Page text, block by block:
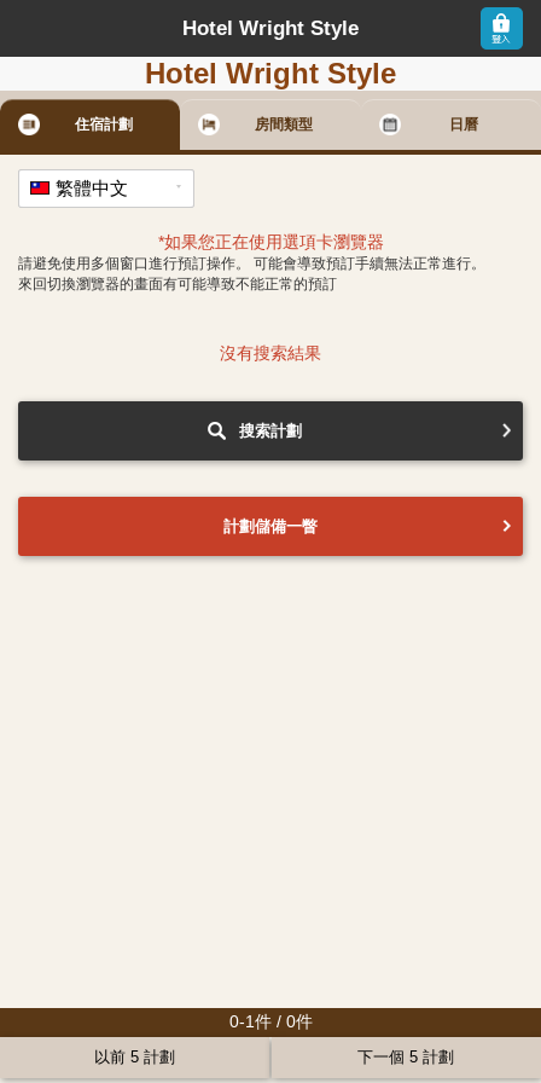
Hotel Wright Style
Hotel Wright Style
住宿計劃 房間類型 日曆
繁體中文
*如果您正在使用選項卡瀏覽器
請避免使用多個窗口進行預訂操作。 可能會導致預訂手續無法正常進行。
來回切換瀏覽器的畫面有可能導致不能正常的預訂
沒有搜索結果
搜索計劃
計劃儲備一瞥
0-1件 / 0件
以前 5 計劃 下一個 5 計劃